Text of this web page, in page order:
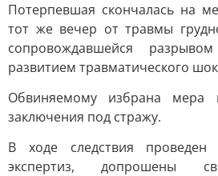
Потерпевшая скончалась на
тот же вечер от травмы
сопровождавшейся
развитием травматического
Обвиняемому избрана мера
заключения под стражу.
В ходе следствия проведен
экспертиз, допрошены